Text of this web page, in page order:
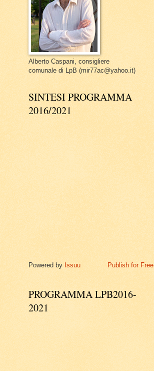
Alberto Caspani, consigliere
comunale di LpB (mir77ac@yahoo.it)
SINTESI PROGRAMMA
2016/2021
Powered by Issuu Publish for Free
PROGRAMMA LPB2016-
2021